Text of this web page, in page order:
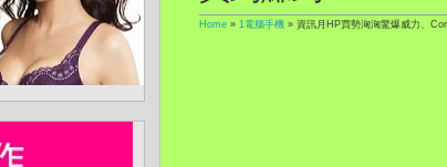
Home » 1電腦手機 » 資訊月HP買勢洶洶驚爆威力、